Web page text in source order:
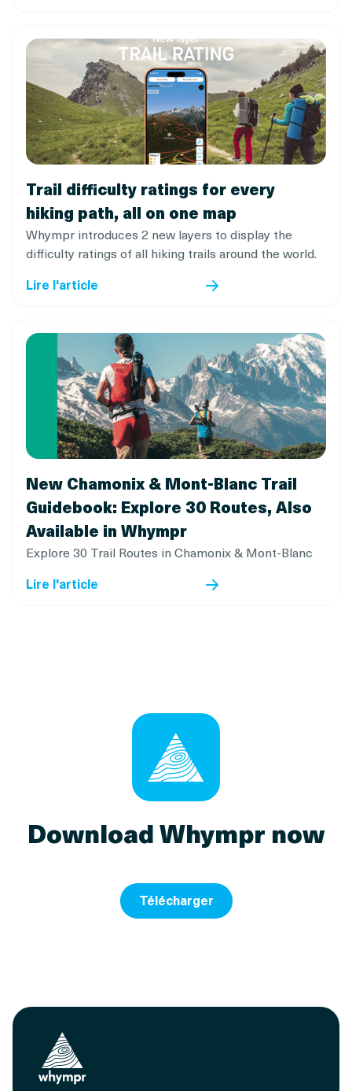
Trail difficulty ratings for every
hiking path, all on one map
Whympr introduces 2 new layers to display the
difficulty ratings of all hiking trails around the world.
Lire l'article
New Chamonix & Mont-Blanc Trail
Guidebook: Explore 30 Routes, Also
Available in Whympr
Explore 30 Trail Routes in Chamonix & Mont-Blanc
Lire l'article
Download Whympr now
Télécharger